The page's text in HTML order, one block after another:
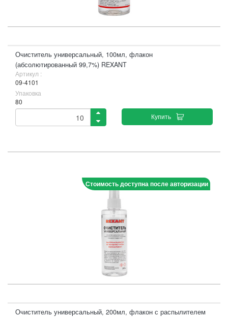
Очиститель универсальный, 100мл, флакон
(абсолютированный 99,7%) REXANT
Артикул :
09-4101
Упаковка
80
Купить
Стоимость доступна после авторизации
Очиститель универсальный, 200мл, флакон с распылителем